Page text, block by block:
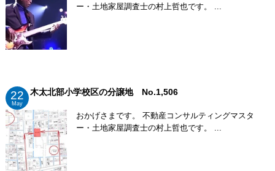
ー・土地家屋調査士の村上哲也です。 ...
22
May
木太北部小学校区の分譲地 No.1,506
おかげさまです。 不動産コンサルティングマスタ
ー・土地家屋調査士の村上哲也です。 ...